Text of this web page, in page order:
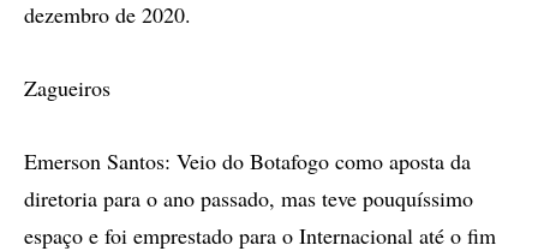
dezembro de 2020.
Zagueiros
Emerson Santos: Veio do Botafogo como aposta da
diretoria para o ano passado, mas teve pouquíssimo
espaço e foi emprestado para o Internacional até o fim